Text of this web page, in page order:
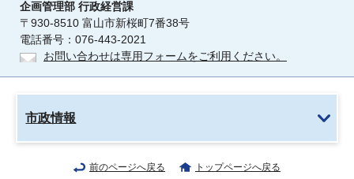
企画管理部 行政経営課
〒930-8510 富山市新桜町7番38号
電話番号：076-443-2021
お問い合わせは専用フォームをご利用ください。
市政情報
前のページへ戻る トップページへ戻る